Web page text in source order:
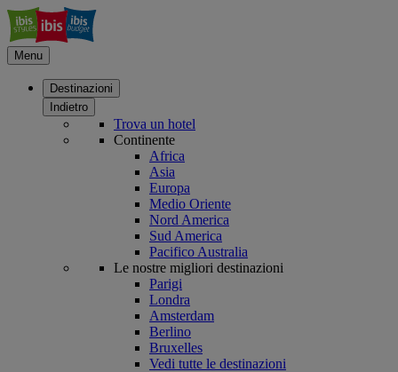
Menu
Destinazioni
Indietro
Trova un hotel
Continente
Africa
Asia
Europa
Medio Oriente
Nord America
Sud America
Pacifico Australia
Le nostre migliori destinazioni
Parigi
Londra
Amsterdam
Berlino
Bruxelles
Vedi tutte le destinazioni